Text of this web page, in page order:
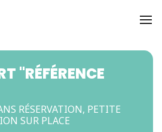
"RÉFÉRENCE
RÉSERVATION, PETITE
SUR PLACE